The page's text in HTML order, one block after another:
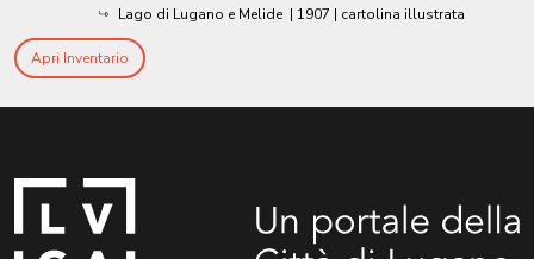
Lago di Lugano e Melide | 1907 | cartolina illustrata
Apri Inventario